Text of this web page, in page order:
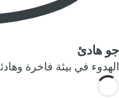
جو هادئ
الهدوء في بيئة فاخرة